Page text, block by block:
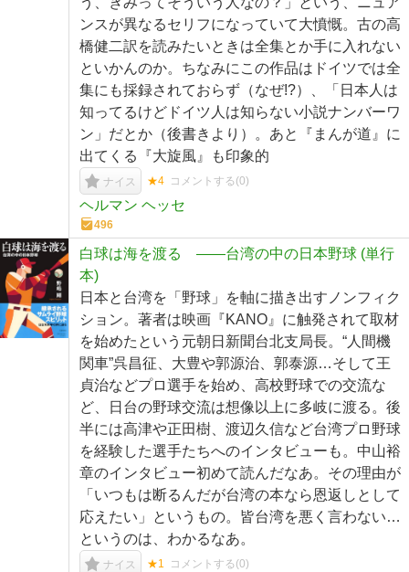
ンスが異なるセリフになっていて大憤慨。古の高
橋健二訳を読みたいときは全集とか手に入れない
といかんのか。ちなみにこの作品はドイツでは全
集にも採録されておらず（なぜ!?）、「日本人は
知ってるけどドイツ人は知らない小説ナンバーワ
ン」だとか（後書きより）。あと『まんが道』に
出てくる『大旋風』も印象的
ナイス ★4 コメントする(0)
ヘルマン ヘッセ
496
白球は海を渡る ――台湾の中の日本野球 (単行
本)
日本と台湾を「野球」を軸に描き出すノンフィク
ション。著者は映画『KANO』に触発されて取材
を始めたという元朝日新聞台北支局長。“人間機
関車”呉昌征、大豊や郭源治、郭泰源…そして王
貞治などプロ選手を始め、高校野球での交流な
ど、日台の野球交流は想像以上に多岐に渡る。後
半には高津や正田樹、渡辺久信など台湾プロ野球
を経験した選手たちへのインタビューも。中山裕
章のインタビュー初めて読んだなあ。その理由が
「いつもは断るんだが台湾の本なら恩返しとして
応えたい」というもの。皆台湾を悪く言わない…
というのは、わかるなあ。
ナイス ★1 コメントする(0)